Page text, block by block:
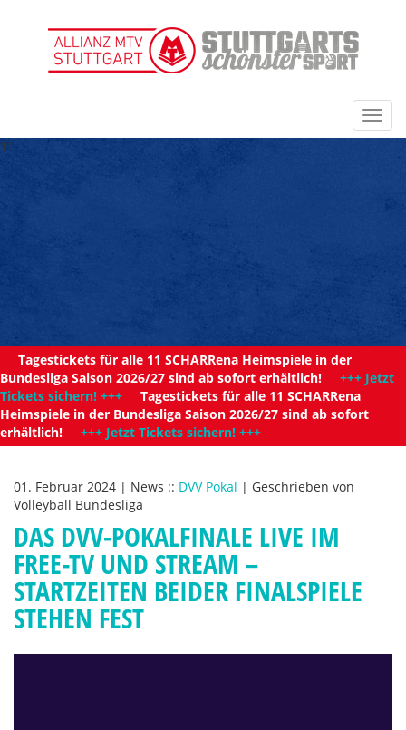
11
Tagestickets für alle 11 SCHARRena Heimspiele in der
Bundesliga Saison 2026/27 sind ab sofort erhältlich! +++ Jetzt
Tickets sichern! +++ Tagestickets für alle 11 SCHARRena
Heimspiele in der Bundesliga Saison 2026/27 sind ab sofort
erhältlich! +++ Jetzt Tickets sichern! +++
01. Februar 2024 | News :: DVV Pokal | Geschrieben von
Volleyball Bundesliga
DAS DVV-POKALFINALE LIVE IM
FREE-TV UND STREAM –
STARTZEITEN BEIDER FINALSPIELE
STEHEN FEST